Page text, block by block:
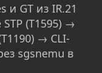
и GT из IR.21
(T1595) →
→ CLI-
sgsnemu в